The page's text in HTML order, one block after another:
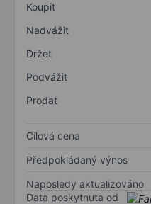
Koupit
Nadvážit
Držet
Podvážit
Prodat
Cílová cena
Předpokládaný výnos
Naposledy aktualizováno
Data poskytnuta od